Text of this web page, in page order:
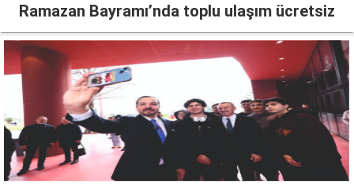
Ramazan Bayramı’nda toplu ulaşım ücretsiz